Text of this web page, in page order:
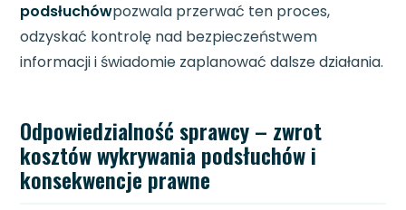
podsłuchówpozwala przerwać ten proces,
odzyskać kontrolę nad bezpieczeństwem
informacji i świadomie zaplanować dalsze działania.
Odpowiedzialność sprawcy – zwrot
kosztów wykrywania podsłuchów i
konsekwencje prawne